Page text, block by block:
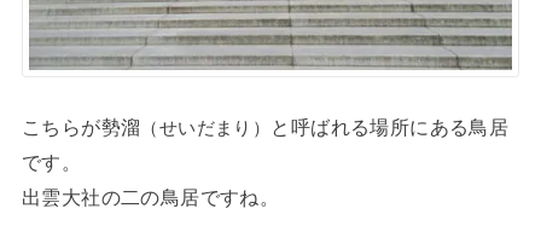
こちらが勢溜 （せいだまり）
と呼ばれる場所にある鳥居
です。
出雲大社の二の鳥居ですね。